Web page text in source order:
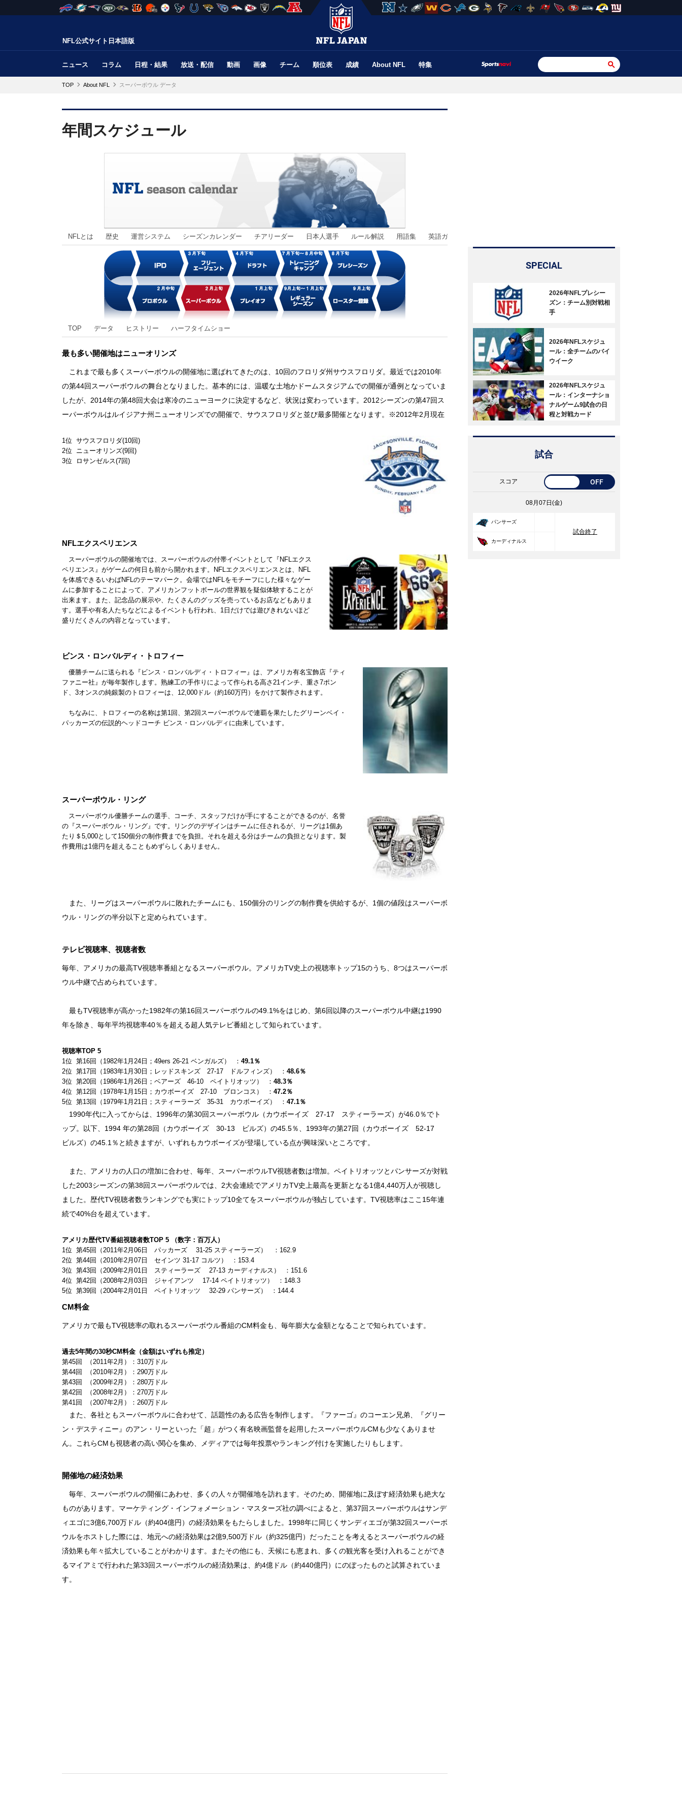
NFL公式サイト日本語版
ニュース コラム 日程・結果 放送・配信 動画 画像 チーム 順位表 成績 About NFL 特集
TOP About NFL スーパーボウル データ
年間スケジュール
NFLとは 歴史 運営システム シーズンカレンダー チアリーダー 日本人選手 ルール解説 用語集 英語ガイド
TOP データ ヒストリー ハーフタイムショー
最も多い開催地はニューオリンズ
これまで最も多くスーパーボウルの開催地に選ばれてきたのは、10回のフロリダ州サウスフロリダ。最近では2010年
の第44回スーパーボウルの舞台となりました。基本的には、温暖な土地かドームスタジアムでの開催が通例となっていま
したが、2014年の第48回大会は寒冷のニューヨークに決定するなど、状況は変わっています。2012シーズンの第47回ス
ーパーボウルはルイジアナ州ニューオリンズでの開催で、サウスフロリダと並び最多開催となります。※2012年2月現在
1位 サウスフロリダ(10回)
2位 ニューオリンズ(9回)
3位 ロサンゼルス(7回)
NFLエクスペリエンス
スーパーボウルの開催地では、スーパーボウルの付帯イベントとして『NFLエクス
ペリエンス』がゲームの何日も前から開かれます。NFLエクスペリエンスとは、NFL
を体感できるいわばNFLのテーマパーク。会場ではNFLをモチーフにした様々なゲー
ムに参加することによって、アメリカンフットボールの世界観を疑似体験することが
出来ます。また、記念品の展示や、たくさんのグッズを売っているお店などもありま
す。選手や有名人たちなどによるイベントも行われ、1日だけでは遊びきれないほど
盛りだくさんの内容となっています。
ビンス・ロンバルディ・トロフィー
優勝チームに送られる『ビンス・ロンバルディ・トロフィー』は、アメリカ有名宝飾店『ティ
ファニー社』が毎年製作します。熟練工の手作りによって作られる高さ21インチ、重さ7ポン
ド、3オンスの純銀製のトロフィーは、12,000ドル（約160万円）をかけて製作されます。
ちなみに、トロフィーの名称は第1回、第2回スーパーボウルで連覇を果たしたグリーンベイ・
パッカーズの伝説的ヘッドコーチ ビンス・ロンバルディに由来しています。
スーパーボウル・リング
スーパーボウル優勝チームの選手、コーチ、スタッフだけが手にすることができるのが、名誉
の『スーパーボウル・リング』です。リングのデザインはチームに任されるが、リーグは1個あ
たり＄5,000として150個分の制作費までを負担。それを超える分はチームの負担となります。製
作費用は1億円を超えることもめずらしくありません。
また、リーグはスーパーボウルに敗れたチームにも、150個分のリングの制作費を供給するが、1個の値段はスーパーボ
ウル・リングの半分以下と定められています。
テレビ視聴率、視聴者数
毎年、アメリカの最高TV視聴率番組となるスーパーボウル。アメリカTV史上の視聴率トップ15のうち、8つはスーパーボ
ウル中継で占められています。
最もTV視聴率が高かった1982年の第16回スーパーボウルの49.1%をはじめ、第6回以降のスーパーボウル中継は1990
年を除き、毎年平均視聴率40％を超える超人気テレビ番組として知られています。
視聴率TOP 5
1位 第16回（1982年1月24日；49ers 26-21 ベンガルズ） ： 49.1％
2位 第17回（1983年1月30日；レッドスキンズ 27-17 ドルフィンズ） ： 48.6％
3位 第20回（1986年1月26日；ベアーズ 46-10 ペイトリオッツ） ： 48.3％
4位 第12回（1978年1月15日；カウボーイズ 27-10 ブロンコス） ： 47.2％
5位 第13回（1979年1月21日；スティーラーズ 35-31 カウボーイズ） ： 47.1％
1990年代に入ってからは、1996年の第30回スーパーボウル（カウボーイズ 27-17 スティーラーズ）が46.0％でト
ップ。以下、1994 年の第28回（カウボーイズ 30-13 ビルズ）の45.5％、1993年の第27回（カウボーイズ 52-17
ビルズ）の45.1％と続きますが、いずれもカウボーイズが登場している点が興味深いところです。
また、アメリカの人口の増加に合わせ、毎年、スーパーボウルTV視聴者数は増加。ペイトリオッツとパンサーズが対戦
した2003シーズンの第38回スーパーボウルでは、2大会連続でアメリカTV史上最高を更新となる1億4,440万人が視聴し
ました。歴代TV視聴者数ランキングでも実にトップ10全てをスーパーボウルが独占しています。TV視聴率はここ15年連
続で40%台を超えています。
アメリカ歴代TV番組視聴者数TOP 5 （数字：百万人）
1位 第45回（2011年2月06日 パッカーズ 31-25 スティーラーズ） ：162.9
2位 第44回（2010年2月07日 セインツ 31-17 コルツ） ：153.4
3位 第43回（2009年2月01日 スティーラーズ 27-13 カーディナルス） ：151.6
4位 第42回（2008年2月03日 ジャイアンツ 17-14 ペイトリオッツ） ：148.3
5位 第39回（2004年2月01日 ペイトリオッツ 32-29 パンサーズ） ：144.4
CM料金
アメリカで最もTV視聴率の取れるスーパーボウル番組のCM料金も、毎年膨大な金額となることで知られています。
過去5年間の30秒CM料金（金額はいずれも推定）
第45回 （2011年2月）：310万ドル
第44回 （2010年2月）：290万ドル
第43回 （2009年2月）：280万ドル
第42回 （2008年2月）：270万ドル
第41回 （2007年2月）：260万ドル
また、各社ともスーパーボウルに合わせて、話題性のある広告を制作します。『ファーゴ』のコーエン兄弟、『グリー
ン・デスティニー』のアン・リーといった「超」がつく有名映画監督を起用したスーパーボウルCMも少なくありませ
ん。これらCMも視聴者の高い関心を集め、メディアでは毎年投票やランキング付けを実施したりもします。
開催地の経済効果
毎年、スーパーボウルの開催にあわせ、多くの人々が開催地を訪れます。そのため、開催地に及ぼす経済効果も絶大な
ものがあります。マーケティング・インフォメーション・マスターズ社の調べによると、第37回スーパーボウルはサンデ
ィエゴに3億6,700万ドル（約404億円）の経済効果をもたらしました。1998年に同じくサンディエゴが第32回スーパーボ
ウルをホストした際には、地元への経済効果は2億9,500万ドル（約325億円）だったことを考えるとスーパーボウルの経
済効果も年々拡大していることがわかります。またその他にも、天候にも恵まれ、多くの観光客を受け入れることができ
るマイアミで行われた第33回スーパーボウルの経済効果は、約4億ドル（約440億円）にのぼったものと試算されていま
す。
SPECIAL
2026年NFLプレシー
ズン：チーム別対戦相
手
2026年NFLスケジュ
ール：全チームのバイ
ウイーク
2026年NFLスケジュ
ール：インターナショ
ナルゲーム9試合の日
程と対戦カード
試合
スコア OFF
08月07日(金)
パンサーズ
試合終了
カーディナルス